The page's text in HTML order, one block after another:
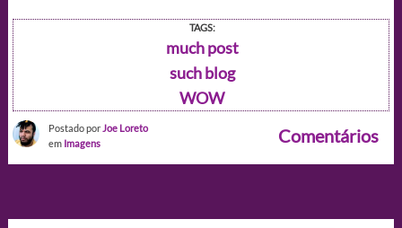
TAGS:
much post
such blog
WOW
Postado por Joe Loreto
em Imagens Comentários